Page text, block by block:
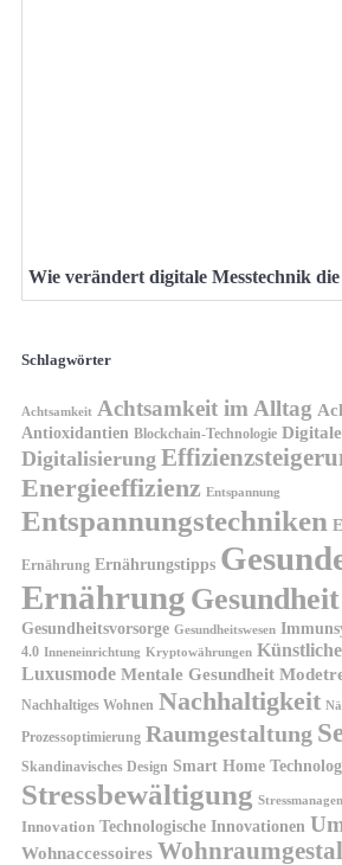
Wie verändert digitale Messtechnik
Schlagwörter
Achtsamkeit Achtsamkeit im Alltag
Antioxidantien Blockchain-Technologie
Digitalisierung
Energieeffizienz Entspannung
Entspannungstechniken
Ernährung Ernährungstipps
Ernährung Gesundheit
Gesundheitsvorsorge Gesundheitswesen
4.0 Inneneinrichtung Kryptowährungen
Luxusmode Mentale Gesundheit
Nachhaltiges Wohnen Nachhaltigkeit
Prozessoptimierung Raumgestaltung
Skandinavisches Design Smart Home
Stressbewältigung
Innovation Technologische Innovationen
Wohnaccessoires